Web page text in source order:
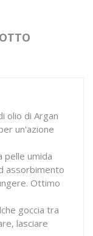
olio di Argan
un'azione
pelle umida
assorbimento
Ottimo
goccia tra
lasciare